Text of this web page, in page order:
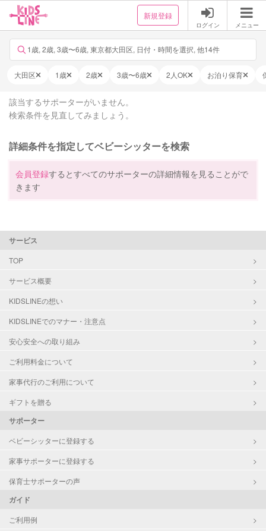
新規登録
ログイン メニュー
1歳, 2歳, 3歳〜6歳, 東京都大田区, 日付・時間を選択, 他14件
大田区 1歳 2歳 3歳〜6歳 2人OK お泊り保育
該当するサポーターがいません。
検索条件を見直してみましょう。
詳細条件を指定してベビーシッターを検索
会員登録するとすべてのサポーターの詳細情報を見ることがで
きます
サービス
TOP
サービス概要
KIDSLINEの想い
KIDSLINEでのマナー・注意点
安心安全への取り組み
ご利用料金について
家事代行のご利用について
ギフトを贈る
サポーター
ベビーシッターに登録する
家事サポーターに登録する
保育士サポーターの声
ガイド
ご利用例